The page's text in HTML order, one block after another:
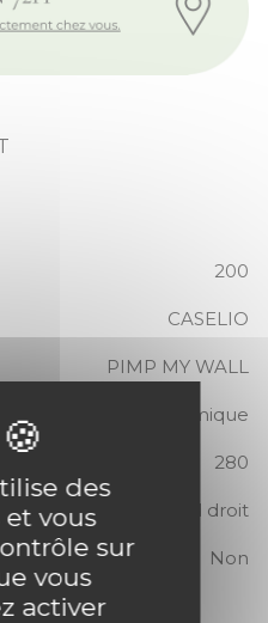
200
CASELIO
PIMP MY WALL
Panoramique
280
Raccord droit
Non
des
vous
sur
vous
activer